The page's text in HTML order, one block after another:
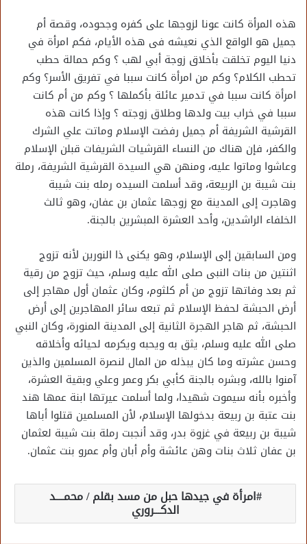
هذه المرأة كانت عونا لزوجها على كفره وجحوده، وقصة أم
جميل هو الواقع الذي نعيشه فى هذه الأيام، فكم امرأة في
دنيا اليوم تخلقت بأخلاق زوجة أبي لهب ؟ وكم حمالة حطب
تحطب الكلام؟ وكم من امرأة كانت سببا في تفريق الأسر؟ وكم
امرأة كانت سببا في تدمير عائلة بأكملها ؟ وكم من أم كانت
سببا في خراب بيت ولدها وطلاق زوجته ؟ وإذا كانت هذه
القرشية الشريفة أم جميل رفضت الإسلام وماتت علي الشرك
والكفر، فإن هناك من النساء القرشيات الشريفات قبلن الإسلام
وعاشوا وماتوا عليه، ومنهن هي السيدة القرشية الشريفة، رملة
بنت شيبة بن الربيعة، وقد أسلمت السيده رمله بنت شيبة
وهاجرت إلى المدينة مع زوجها عثمان بن عفان، وهو ثالث
الخلفاء الراشدين، وأحد العشرة المبشرين بالجنة.
ومن السابقين إلى الإسلام، وهو يكنى ذا النورين لأنه تزوج
اثنتين من بنات النبى صلى الله عليه وسلم، حيث تزوج من رقية
ثم بعد وفاتها تزوج من أم كلثوم، وكان عثمان أول مهاجر إلى
أرض الحبشة لحفظ الإسلام ثم تبعه سائر المهاجرين إلى أرض
الحبشة، ثم هاجر الهجرة الثانية إلى المدينة المنورة، وكان النبي
صلى الله عليه وسلم، يثق به ويحبه ويكرمه لحيائه وأخلاقه
وحسن عشرته وما كان يبذله من المال لنصرة المسلمين والذين
آمنوا بالله، وبشره بالجنة كأبي بكر وعمر وعلي وبقية العشرة،
وأخبره بأنه سيموت شهيدا، ولما أسلمت عيرتها ابنة عمها هند
بنت عتبة بن ربيعة بدخولها الإسلام، لأن المسلمين قتلوا أباها
شيبة بن ربيعة في غزوة بدر، وقد أنجبت رملة بنت شيبة لعثمان
بن عفان ثلاث بنات وهن عائشة وأم أبان وأم عمرو بنت عثمان.
امرأة في جيدها حبل من مسد بقلم / محمــــد
الدكـــروري